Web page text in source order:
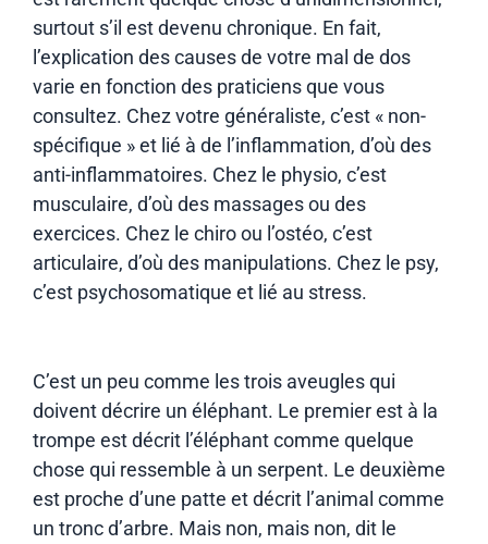
surtout s’il est devenu chronique. En fait,
l’explication des causes de votre mal de dos
varie en fonction des praticiens que vous
consultez. Chez votre généraliste, c’est « non-
spécifique » et lié à de l’inflammation, d’où des
anti-inflammatoires. Chez le physio, c’est
musculaire, d’où des massages ou des
exercices. Chez le chiro ou l’ostéo, c’est
articulaire, d’où des manipulations. Chez le psy,
c’est psychosomatique et lié au stress.
C’est un peu comme les trois aveugles qui
doivent décrire un éléphant. Le premier est à la
trompe est décrit l’éléphant comme quelque
chose qui ressemble à un serpent. Le deuxième
est proche d’une patte et décrit l’animal comme
un tronc d’arbre. Mais non, mais non, dit le